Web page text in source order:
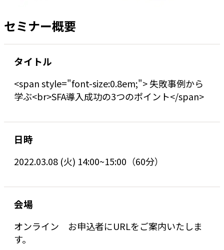
セミナー概要
タイトル
<span style="font-size:0.8em;"> 失敗事例から
学ぶ<br>SFA導入成功の3つのポイント</span>
日時
2022.03.08 (火) 14:00~15:00（60分）
会場
オンライン お申込者にURLをご案内いたしま
す。